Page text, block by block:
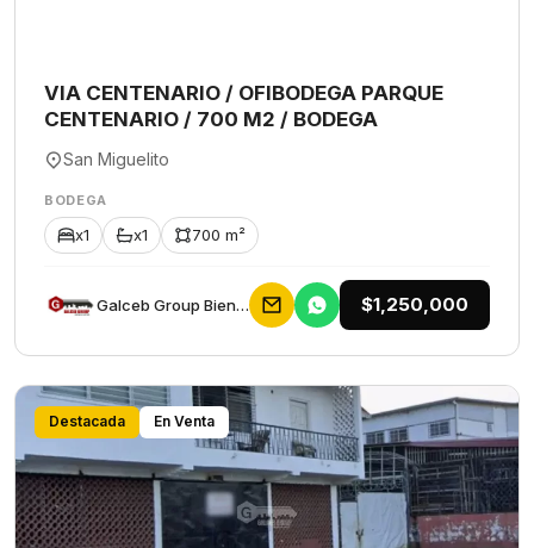
VIA CENTENARIO / OFIBODEGA PARQUE
CENTENARIO / 700 M2 / BODEGA
San Miguelito
BODEGA
x1 x1 700 m²
Galceb Group Bienes Raices $1,250,000
Destacada En Venta